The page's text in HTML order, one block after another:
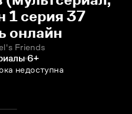
1 серия 37
онлайн
Friends
6+
недоступна